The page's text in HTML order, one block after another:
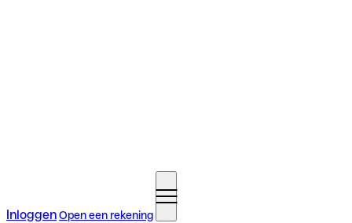
InloggenOpen een rekening